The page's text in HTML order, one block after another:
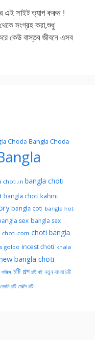
এই সাইট ত্যাগ করুন !
সংগ্রহ করা,শুধু
কেউ বাস্তব জীবনে এসব
Choda Bangla Choda
choti.in bangla choti
bangla choti kahini
bangla coti bangla hot
sex bangla sex
choti.com choti bangla
golpo incest choti khala
bangla choti
কমিক্স চটি গল্প চটি বই নতুন বাংলা চটি
বেঙ্গলি চটি সেক্সি চটি